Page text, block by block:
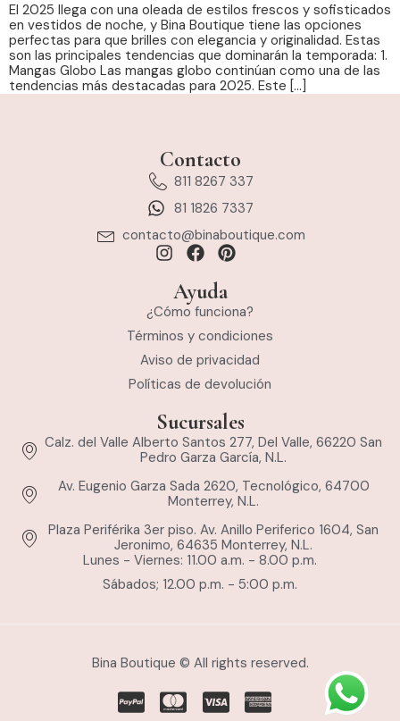
El 2025 llega con una oleada de estilos frescos y sofisticados
en vestidos de noche, y Bina Boutique tiene las opciones
perfectas para que brilles con elegancia y originalidad. Estas
son las principales tendencias que dominarán la temporada: 1.
Mangas Globo Las mangas globo continúan como una de las
tendencias más destacadas para 2025. Este […]
Contacto
811 8267 337
81 1826 7337
contacto@binaboutique.com
Ayuda
¿Cómo funciona?
Términos y condiciones
Aviso de privacidad
Políticas de devolución
Sucursales
Calz. del Valle Alberto Santos 277, Del Valle, 66220 San
Pedro Garza García, N.L.
Av. Eugenio Garza Sada 2620, Tecnológico, 64700
Monterrey, N.L.
Plaza Periférika 3er piso. Av. Anillo Periferico 1604, San
Jeronimo, 64635 Monterrey, N.L.
Lunes - Viernes: 11.00 a.m. - 8.00 p.m.
Sábados; 12.00 p.m. - 5:00 p.m.
Bina Boutique © All rights reserved.